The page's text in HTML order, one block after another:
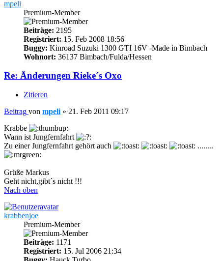
mpeli
Premium-Member
Beiträge: 2195
Registriert: 15. Feb 2008 18:56
Buggy: Kinroad Suzuki 1300 GTI 16V -Made in Bimbach
Wohnort: 36137 Bimbach/Fulda/Hessen
Re: Änderungen Rieke´s Oxo
Zitieren
Beitrag von mpeli » 21. Feb 2011 09:17
Krabbe
Wann ist Jungfernfahrt
Zu einer Jungfernfahrt gehört auch
........
Grüße Markus
Geht nicht,gibt´s nicht !!!
Nach oben
krabbenjoe
Premium-Member
Beiträge: 1171
Registriert: 15. Jul 2006 21:34